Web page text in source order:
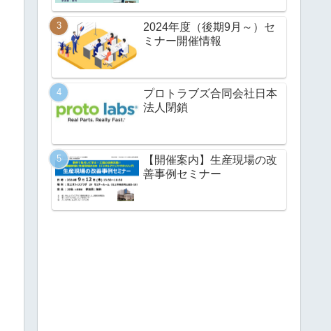
2024年度（後期9月～）セ
ミナー開催情報
プロトラブズ合同会社日本
法人閉鎖
【開催案内】生産現場の改
善事例セミナー